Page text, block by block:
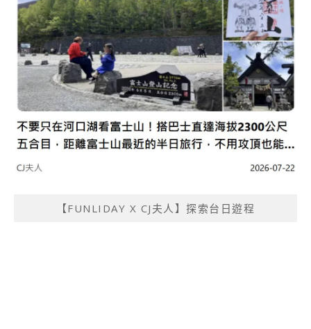
【FUNLIDAY X CJ夫人】探索台日遊程